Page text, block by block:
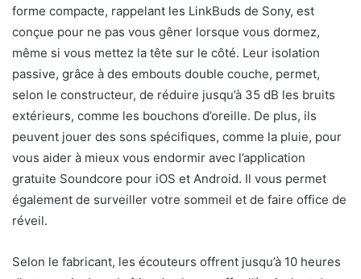
forme compacte, rappelant les LinkBuds de Sony, est
conçue pour ne pas vous gêner lorsque vous dormez,
même si vous mettez la tête sur le côté. Leur isolation
passive, grâce à des embouts double couche, permet,
selon le constructeur, de réduire jusqu’à 35 dB les bruits
extérieurs, comme les bouchons d’oreille. De plus, ils
peuvent jouer des sons spécifiques, comme la pluie, pour
vous aider à mieux vous endormir avec l’application
gratuite Soundcore pour iOS et Android. Il vous permet
également de surveiller votre sommeil et de faire office de
réveil.
Selon le fabricant, les écouteurs offrent jusqu’à 10 heures